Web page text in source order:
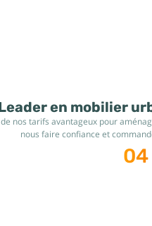
en mobilier
nos tarifs avantageux pour
nous faire confiance et
04